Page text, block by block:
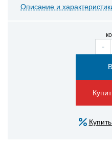
Описание и
-